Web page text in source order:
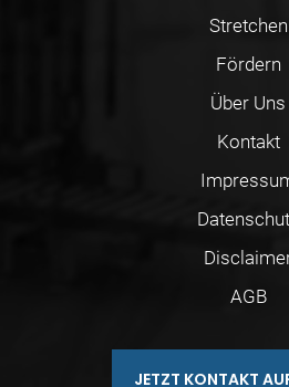
Stretchen
Fördern
Über Uns
Kontakt
AGB
JETZT KONTAKT